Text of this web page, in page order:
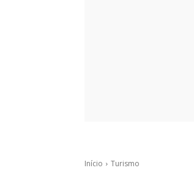
Início Turismo